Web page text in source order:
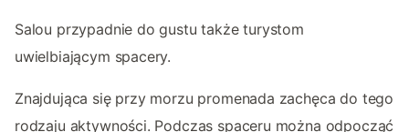
Salou przypadnie do gustu także turystom
uwielbiającym spacery.
Znajdująca się przy morzu promenada zachęca do tego
rodzaju aktywności. Podczas spaceru można odpocząć